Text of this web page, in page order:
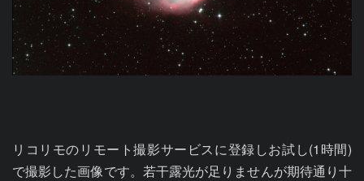
リコリモのリモート撮影サービスに登録しお試し(1時間)
で撮影した画像です。若干露光が足りませんが期待通り十